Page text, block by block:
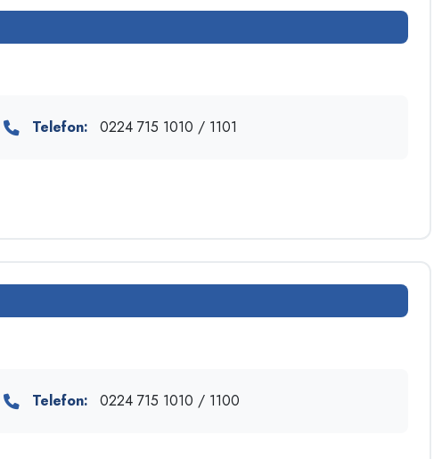
Telefon: 0224 715 1010 / 1101
Telefon: 0224 715 1010 / 1100